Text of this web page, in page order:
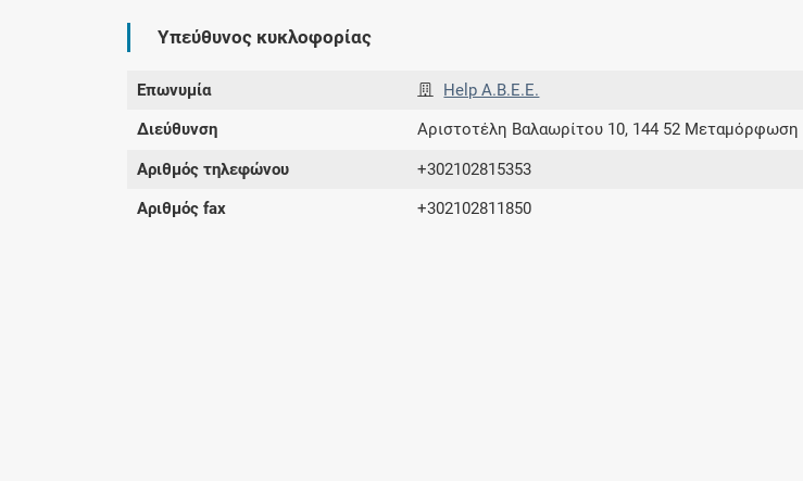
επιπλέον παροχές των συνδρομητικών
Υπεύθυνος κυκλοφορίας
Επωνυμία Help A.B.E.E.
Διεύθυνση Αριστοτέλη Βαλαωρίτου 10, 144 52 Μεταμόρφωση
Αριθμός τηλεφώνου +302102815353
Αριθμός fax +302102811850